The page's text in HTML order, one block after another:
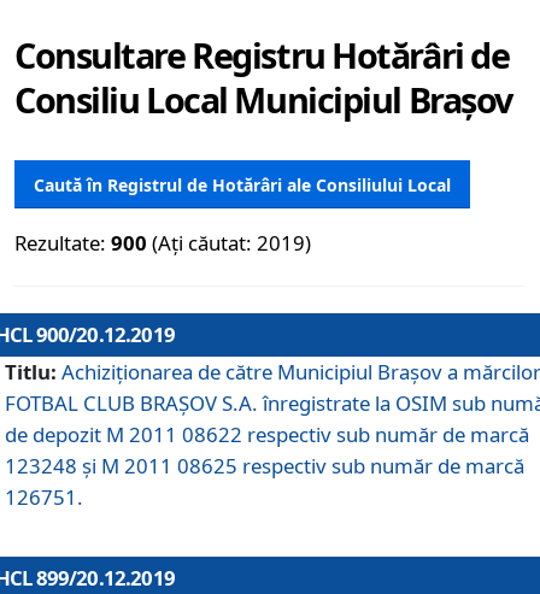
Consultare Registru Hotărâri de
Consiliu Local Municipiul Brașov
Caută în Registrul de Hotărâri ale Consiliului Local
Rezultate: 900 (Ați căutat: 2019)
900/20.12.2019
Titlu: Achiziționarea de către Municipiul Brașov a mărcilor
FOTBAL CLUB BRAȘOV S.A. înregistrate la OSIM sub
de depozit M 2011 08622 respectiv sub număr de marcă
123248 și M 2011 08625 respectiv sub număr de marcă
126751.
899/20.12.2019